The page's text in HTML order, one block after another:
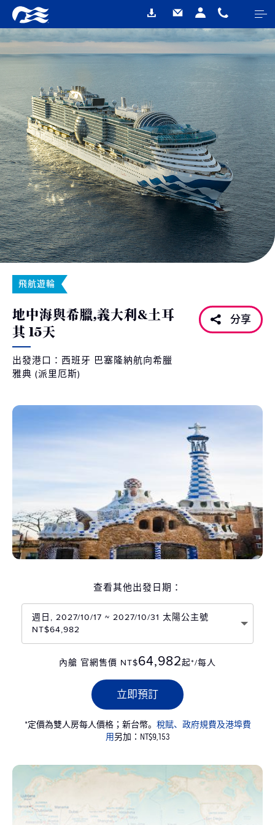
飛航遊輪
地中海與希臘,義大利&土耳
其 15天
出發港口：西班牙 巴塞隆納航向希臘
雅典 (派里厄斯)
分享
查看其他出發日期：
週日, 2027/10/17 ~ 2027/10/31 太陽公主號
NT$64,982
內艙 官網售價 NT$64,982起*/每人
立即預訂
*定價為雙人房每人價格；新台幣。 稅賦、政府規費及港埠費
用另加：NT$9,153